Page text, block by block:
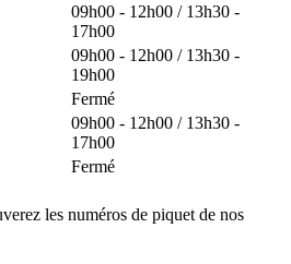
09h00 - 12h00 / 13h30 -
17h00
09h00 - 12h00 / 13h30 -
19h00
Fermé
09h00 - 12h00 / 13h30 -
17h00
Fermé
les numéros de piquet de nos